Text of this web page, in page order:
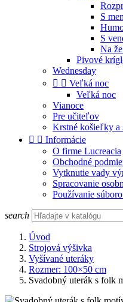
S
S
Na
Pivové
Wednesday
  Veľká noc
Veľká noc
Vianoce
Pre učiteľov
Krstné košieľky a
  Informácie
O firme Lucreacia
Obchodné
Vytknutie vady
Spracovanie
Používanie
search
Úvod
Strojová výšivka
Vyšívané uteráky
Rozmer: 100×50 cm
Svadobný uterák s folk